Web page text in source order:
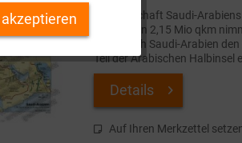
Die Wirtschaft Saudi-
Fläche von 2,15 Mio qkm
Königreich Saudi-Arabien
Teil der Arabischen Halbinsel
Land ist weithin von Wüsten
vegetationsarmen Steppen
Details
Auf Ihren Merkzettel
Inaktiv
Inaktiv